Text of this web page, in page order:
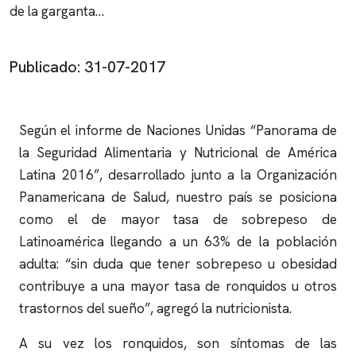
de la garganta…
Publicado: 31-07-2017
Según el informe de Naciones Unidas “Panorama de
la Seguridad Alimentaria y Nutricional de América
Latina 2016”, desarrollado junto a la Organización
Panamericana de Salud, nuestro país se posiciona
como el de mayor tasa de sobrepeso de
Latinoamérica llegando a un 63% de la población
adulta: “sin duda que tener sobrepeso u obesidad
contribuye a una mayor tasa de ronquidos u otros
trastornos del sueño”, agregó la nutricionista.
A su vez los ronquidos, son síntomas de las